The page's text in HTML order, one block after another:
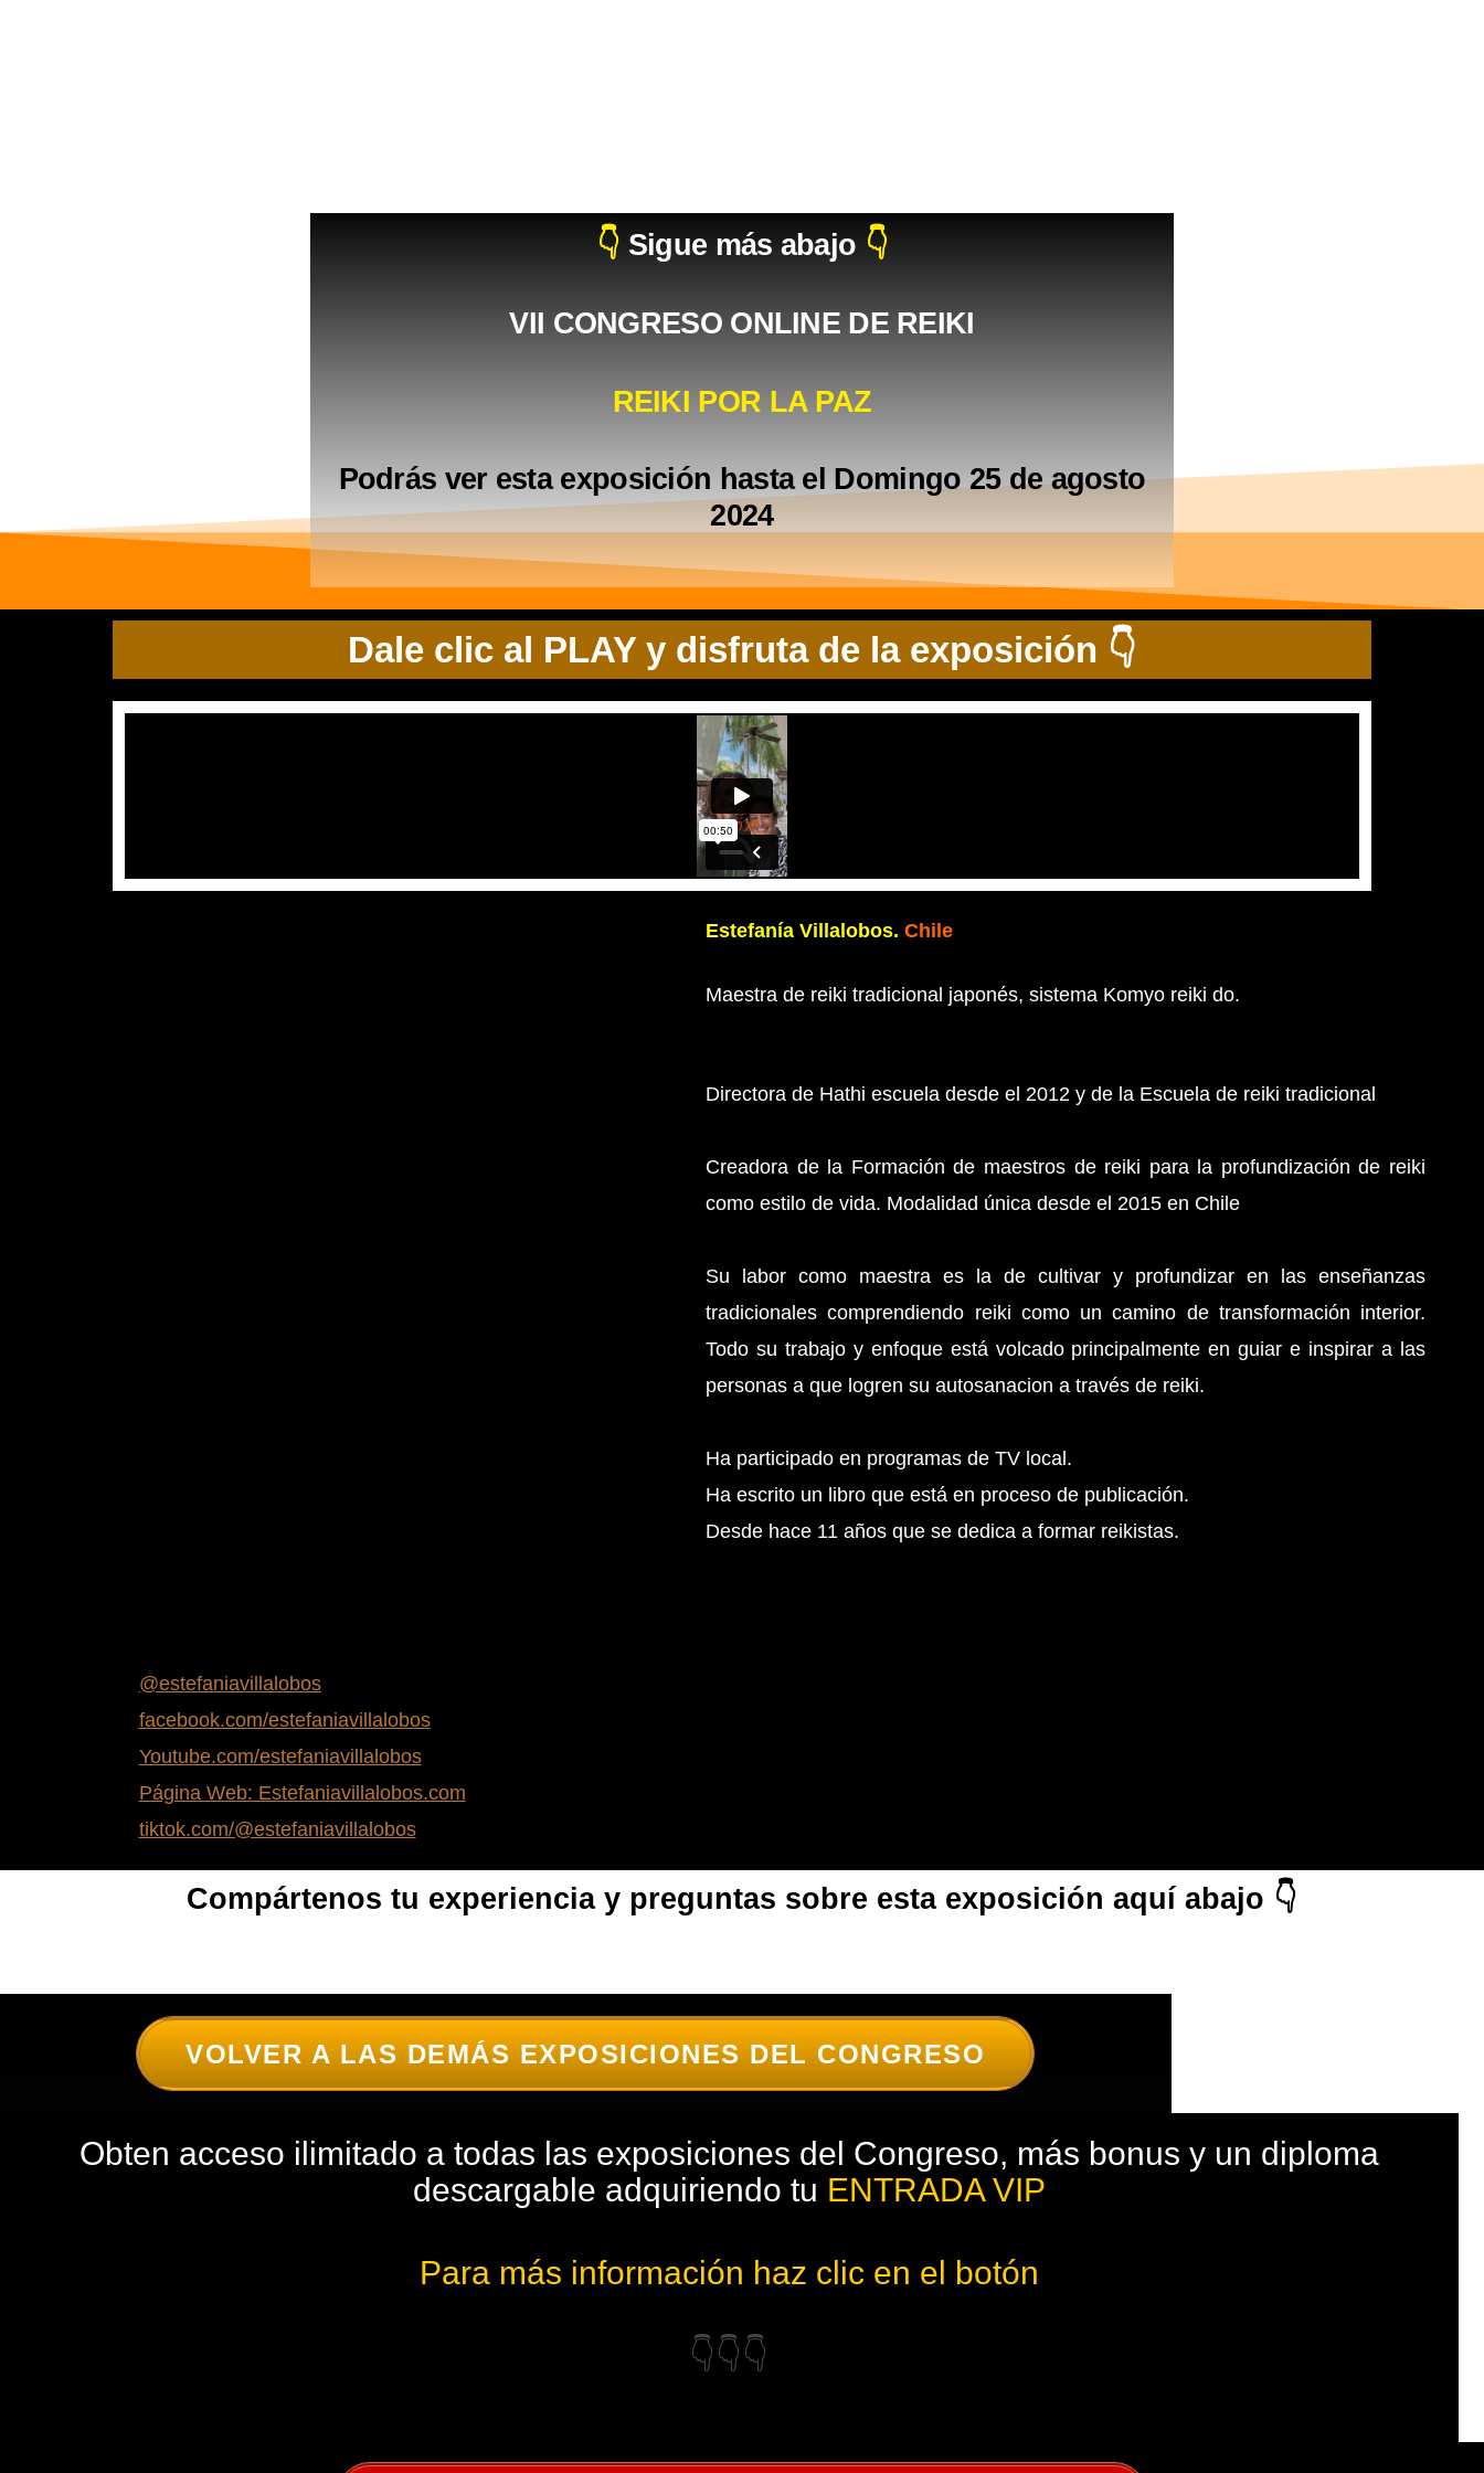
👇 Sigue más abajo 👇
VII CONGRESO ONLINE DE REIKI
REIKI POR LA PAZ
Podrás ver esta exposición hasta el Domingo 25 de agosto
2024
Dale clic al PLAY y disfruta de la exposición 👇
Estefanía Villalobos. Chile
Maestra de reiki tradicional japonés, sistema Komyo reiki do.
Directora de Hathi escuela desde el 2012 y de la Escuela de reiki tradicional
Creadora de la Formación de maestros de reiki para la profundización de reiki
como estilo de vida. Modalidad única desde el 2015 en Chile
Su labor como maestra es la de cultivar y profundizar en las enseñanzas
tradicionales comprendiendo reiki como un camino de transformación interior.
Todo su trabajo y enfoque está volcado principalmente en guiar e inspirar a las
personas a que logren su autosanacion a través de reiki.
Ha participado en programas de TV local.
Ha escrito un libro que está en proceso de publicación.
Desde hace 11 años que se dedica a formar reikistas.
@estefaniavillalobos
facebook.com/estefaniavillalobos
Youtube.com/estefaniavillalobos
Página Web: Estefaniavillalobos.com
tiktok.com/@estefaniavillalobos
Compártenos tu experiencia y preguntas sobre esta exposición aquí abajo 👇
VOLVER A LAS DEMÁS EXPOSICIONES DEL CONGRESO
Obten acceso ilimitado a todas las exposiciones del Congreso, más bonus y un diploma
descargable adquiriendo tu ENTRADA VIP
Para más información haz clic en el botón
👇👇👇